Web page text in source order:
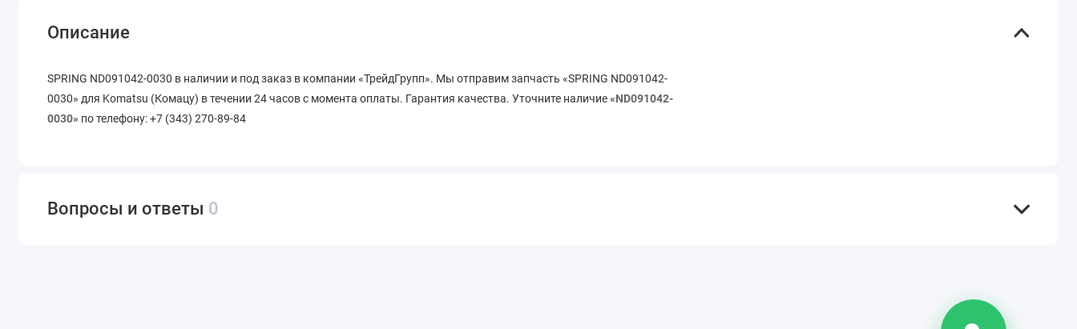
Описание
SPRING ND091042-0030 в наличии и под заказ в компании «ТрейдГрупп». Мы отправим запчасть «SPRING ND091042-
0030» для Komatsu (Комацу) в течении 24 часов с момента оплаты. Гарантия качества. Уточните наличие «ND091042-
0030» по телефону: +7 (343) 270-89-84
Вопросы и ответы 0